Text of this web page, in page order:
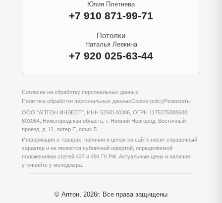
Юлия Плетнева
+7 910 871-99-71
Потолки
Наталья Левкина
+7 920 025-63-44
Согласие на обработку персональных данных
Политика обработки персональных данныхCookie-policyРеквизиты
ООО "АПТОН ИНВЕСТ", ИНН 5258140386, ОГРН 1175275088680,
603064, Нижегородская область, г. Нижний Новгород, Восточный
проезд, д. 11, литер Е, офис 5
Информация о товарах, наличии и ценах на сайте носит справочный
характер и не является публичной офертой, определяемой
положениями статей 437 и 494 ГК РФ. Актуальные цены и наличие
уточняйте у менеджера.
© Аптон, 2026г. Все права защищены